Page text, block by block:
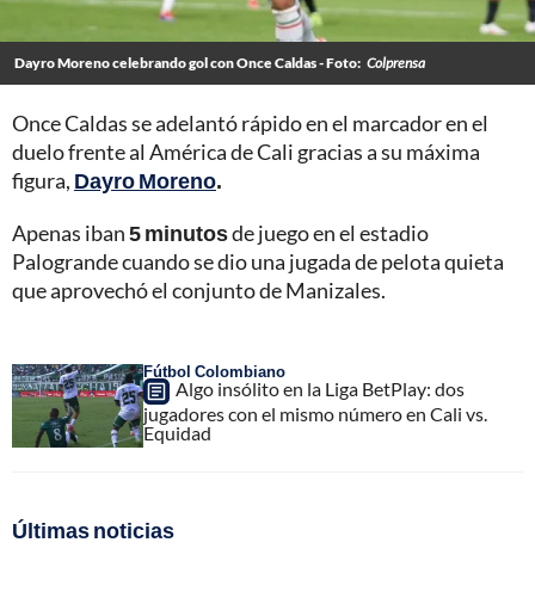
Dayro Moreno celebrando gol con Once Caldas - Foto: Colprensa
Once Caldas se adelantó rápido en el marcador en el
duelo frente al América de Cali gracias a su máxima
figura, Dayro Moreno.
Apenas iban5 minutosde juego en el estadio
Palogrande cuando se dio una jugada de pelota quieta
que aprovechó el conjunto de Manizales.
Fútbol Colombiano
Algo insólito en la Liga BetPlay: dos
jugadores con el mismo número en Cali vs.
Equidad
Últimas noticias